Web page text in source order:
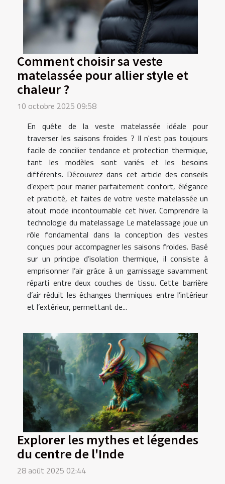
Comment choisir sa veste
matelassée pour allier style et
chaleur ?
10 octobre 2025 09:58
En quête de la veste matelassée idéale pour
traverser les saisons froides ? Il n'est pas toujours
facile de concilier tendance et protection thermique,
tant les modèles sont variés et les besoins
différents. Découvrez dans cet article des conseils
d’expert pour marier parfaitement confort, élégance
et praticité, et faites de votre veste matelassée un
atout mode incontournable cet hiver. Comprendre la
technologie du matelassage Le matelassage joue un
rôle fondamental dans la conception des vestes
conçues pour accompagner les saisons froides. Basé
sur un principe d’isolation thermique, il consiste à
emprisonner l’air grâce à un garnissage savamment
réparti entre deux couches de tissu. Cette barrière
d’air réduit les échanges thermiques entre l’intérieur
et l’extérieur, permettant de...
Explorer les mythes et légendes
du centre de l'Inde
28 août 2025 02:44